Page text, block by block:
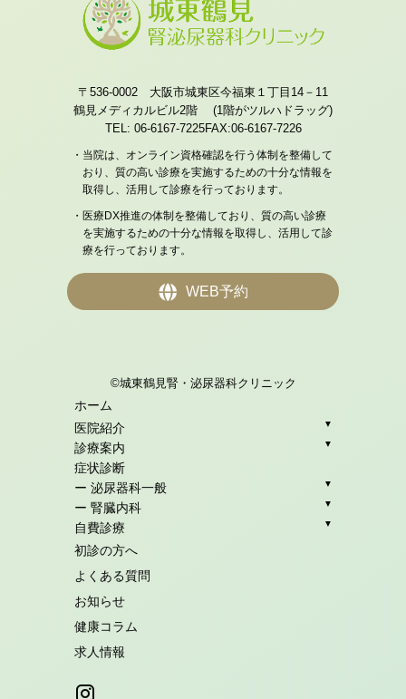
〒536-0002 大阪市城東区今福東１丁目14－11
鶴見メディカルビル2階 (1階がツルハドラッグ)
TEL: 06-6167-7225FAX:06-6167-7226
・当院は、オンライン資格確認を行う体制を整備して
おり、質の高い診療を実施するための十分な情報を
取得し、活用して診療を行っております。
・医療DX推進の体制を整備しており、質の高い診療
を実施するための十分な情報を取得し、活用して診
療を行っております。
WEB予約
©城東鶴見腎・泌尿器科クリニック
ホーム
医院紹介
▼
診療案内 ▼
症状診断
ー 泌尿器科一般
▼
ー 腎臓内科 ▼
自費診療 ▼
初診の方へ
よくある質問
お知らせ
健康コラム
求人情報